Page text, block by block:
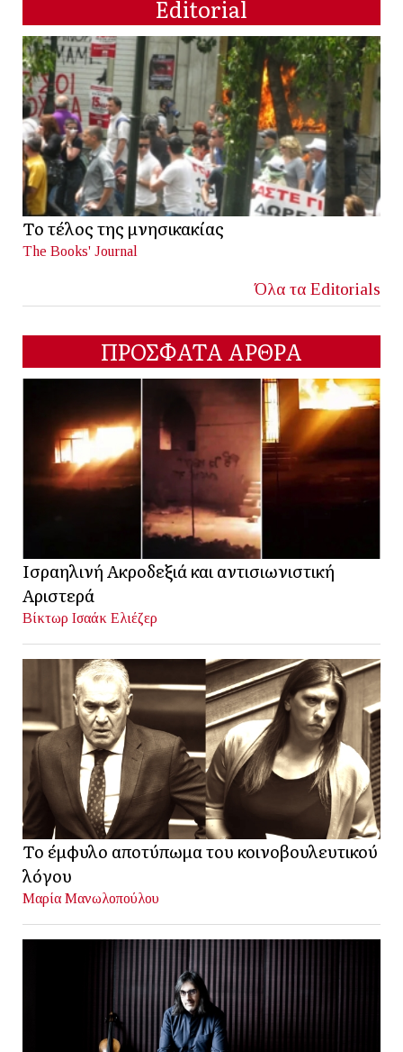
Editorial
Το τέλος της μνησικακίας
The Books' Journal
Όλα τα Editorials
ΠΡΟΣΦΑΤΑ ΑΡΘΡΑ
Ισραηλινή Ακροδεξιά και αντισιωνιστική
Αριστερά
Βίκτωρ Ισαάκ Ελιέζερ
Το έμφυλο αποτύπωμα του κοινοβουλευτικού
λόγου
Μαρία Μανωλοπούλου